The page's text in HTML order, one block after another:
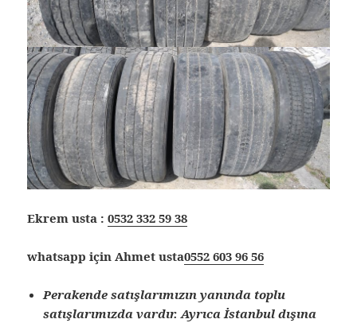
Ekrem usta :0532 332 59 38
whatsapp için Ahmet usta0552 603 96 56
Perakende satışlarımızın yanında toplu
satışlarımızda vardır. Ayrıca İstanbul dışına